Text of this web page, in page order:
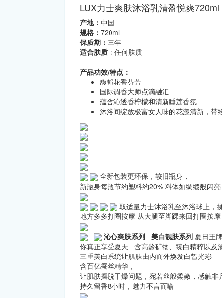
LUX力士爽肤沐浴乳清盈悦爽720ml
产地： 中国
规格： 720ml
保质期： 三年
适合肤质： 任何肤质
产品功效/特点：
馥郁花香芬芳
国际调香大师点滴融汇
蕴含沁透香柠檬和清新睡莲香氛
沐浴间绽放极富女人味的花漾清新，
全新包装更环保，较旧瓶身，
新瓶身每瓶节约塑料约20% 料体如绸缎般闪亮
取适量力士沐浴乳至沐浴球上，
地方多多打圈按摩 从大腿至脚踝来回打圈按摩
沁心爽肤系列 美白靓肤系列 夏日王
你真正享受夏天 含高龄矿物、臻白精粹以及
三重美白系统让肌肤由内而外焕发白皙光
含百亿蚕丝精华，
让肌肤摆脱干燥问题，宛若丝般柔嫩，感触
持久留香8小时，魅力不言而喻